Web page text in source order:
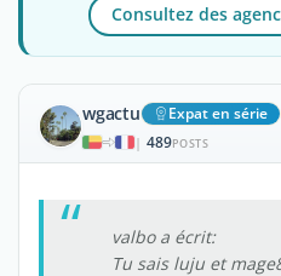
Consultez des
wgactu Expat en série
| 489POSTS
valbo a écrit:
Tu sais luju et